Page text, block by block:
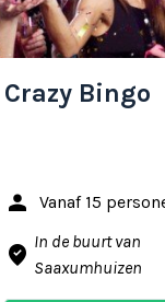
Crazy Bingo
person Vanaf 15
where_to_vote In de buurt van
Saaxumhuizen